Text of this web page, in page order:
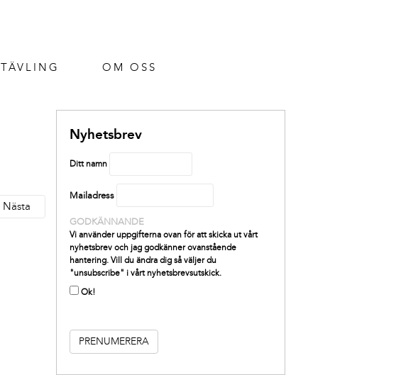
TÄVLING OM OSS
Nästa
Nyhetsbrev
Ditt namn
Mailadress
GODKÄNNANDE
Vi använder uppgifterna ovan för att skicka ut vårt
nyhetsbrev och jag godkänner ovanstående
hantering. Vill du ändra dig så väljer du
"unsubscribe" i vårt nyhetsbrevsutskick.
Ok!